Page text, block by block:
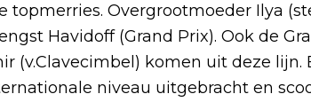
topmerries. Overgrootmoeder Ilya
Havidoff (Grand Prix). Ook de
(v.Clavecimbel) komen uit deze
niveau uitgebracht en